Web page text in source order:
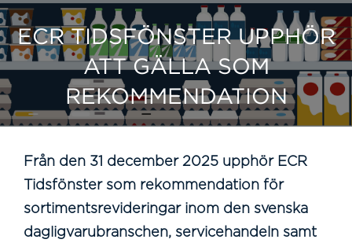
ECR TIDSFÖNSTER UPPHÖR
ATT GÄLLA SOM
REKOMMENDATION
Från den 31 december 2025 upphör ECR
Tidsfönster som rekommendation för
sortimentsrevideringar inom den svenska
dagligvarubranschen, servicehandeln samt